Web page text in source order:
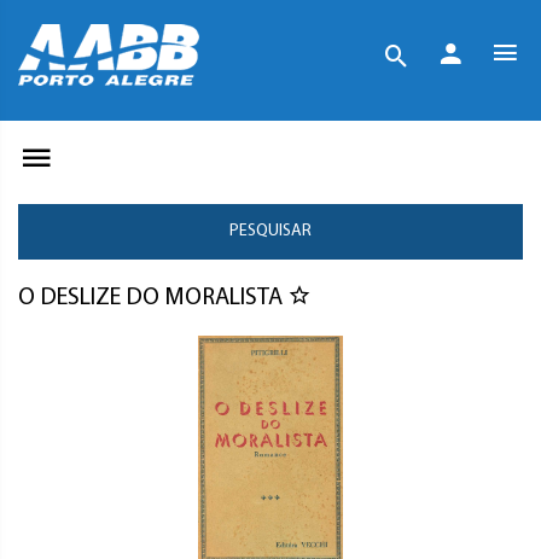
PESQUISAR
O DESLIZE DO MORALISTA